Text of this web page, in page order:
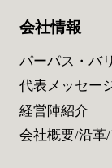
会社情報
パーパス・バ
代表メッセー
経営陣紹介
会社概要/沿革